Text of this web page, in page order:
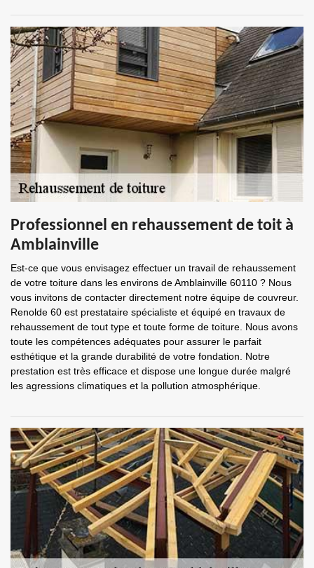
Professionnel en rehaussement de toit à
Amblainville
Est-ce que vous envisagez effectuer un travail de rehaussement
de votre toiture dans les environs de Amblainville 60110 ? Nous
vous invitons de contacter directement notre équipe de couvreur.
Renolde 60 est prestataire spécialiste et équipé en travaux de
rehaussement de tout type et toute forme de toiture. Nous avons
toute les compétences adéquates pour assurer le parfait
esthétique et la grande durabilité de votre fondation. Notre
prestation est très efficace et dispose une longue durée malgré
les agressions climatiques et la pollution atmosphérique.